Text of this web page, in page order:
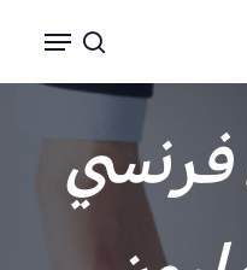
search
Menu